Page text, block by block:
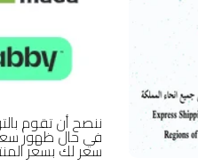
ننصح أن تقوم
سعر لك بسعر